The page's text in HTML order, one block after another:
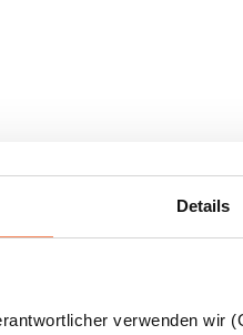
Details
verwenden wir